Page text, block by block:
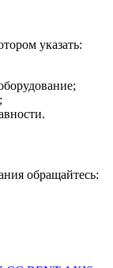
указать:
обращайтесь: